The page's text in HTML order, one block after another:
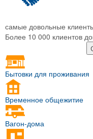
самые довольные
Более 10 000 клиентов
Бытовки для проживания
Временное общежитие
Вагон-дома